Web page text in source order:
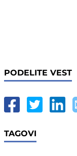
PODELITE VEST
TAGOVI